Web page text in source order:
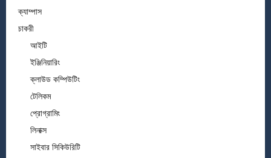
ক্যাম্পাস
চাকরী
আইটি
ইঞ্জিনিয়ারিং
ক্লাউড কম্পিউটিং
টেলিকম
প্রোগ্রামিং
লিনাক্স
সাইবার সিকিউরিটি